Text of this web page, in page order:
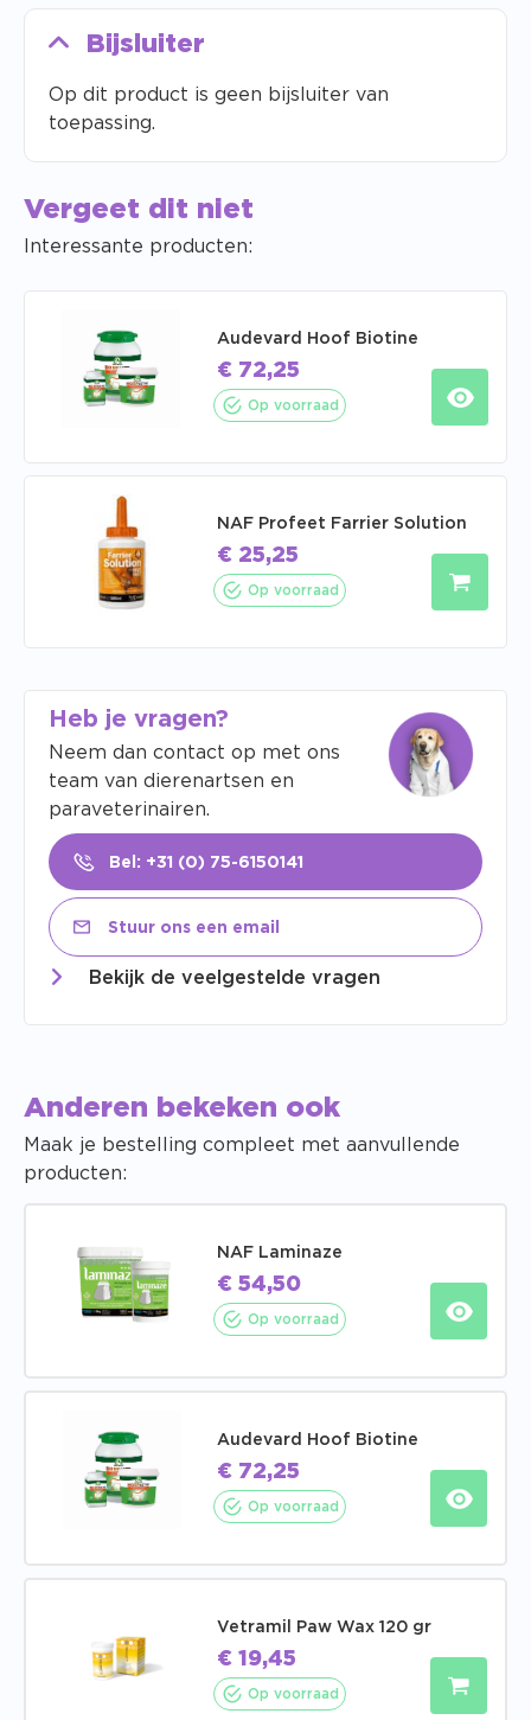
Bijsluiter
Op dit product is geen bijsluiter van
toepassing.
Vergeet dit niet
Interessante producten:
Audevard Hoof Biotine
€ 72,25
Op voorraad
NAF Profeet Farrier Solution
€ 25,25
Op voorraad
Heb je vragen?
Neem dan contact op met ons
team van dierenartsen en
paraveterinairen.
Bel: +31 (0) 75-6150141
Stuur ons een email
Bekijk de veelgestelde vragen
Anderen bekeken ook
Maak je bestelling compleet met aanvullende
producten:
NAF Laminaze
€ 54,50
Op voorraad
Audevard Hoof Biotine
€ 72,25
Op voorraad
Vetramil Paw Wax 120 gr
€ 19,45
Op voorraad